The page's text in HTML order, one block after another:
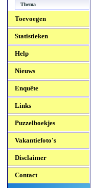
Thema
Toevoegen
Statistieken
Help
Nieuws
Enquête
Links
Puzzelboekjes
Vakantiefoto's
Disclaimer
Contact